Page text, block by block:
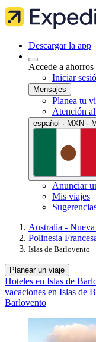
Descargar la app
Accede a
Iniciar
Mensajes
Planea tu
Atención
español · MXN ·
Anunciar
Mis viajes
Australia -
Polinesia
Islas de Barlovento
Planear un viaje
Hoteles en Islas de
vacaciones en Islas de
Barlovento